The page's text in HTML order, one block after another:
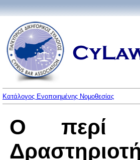
Κατάλογος Ενοποιημένης Νομοθεσίας
Ο περί